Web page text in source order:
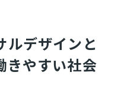
ルデザインと
きやすい社会